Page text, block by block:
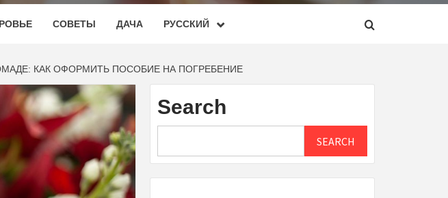
СОВЕТЫ ДАЧА РУССКИЙ
КАК ОФОРМИТЬ ПОСОБИЕ НА ПОГРЕБЕНИЕ
Search
SEARCH